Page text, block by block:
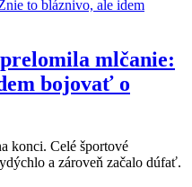
mlčanie:
bojovať o
konci. Celé športové
a zároveň začalo dúfať.